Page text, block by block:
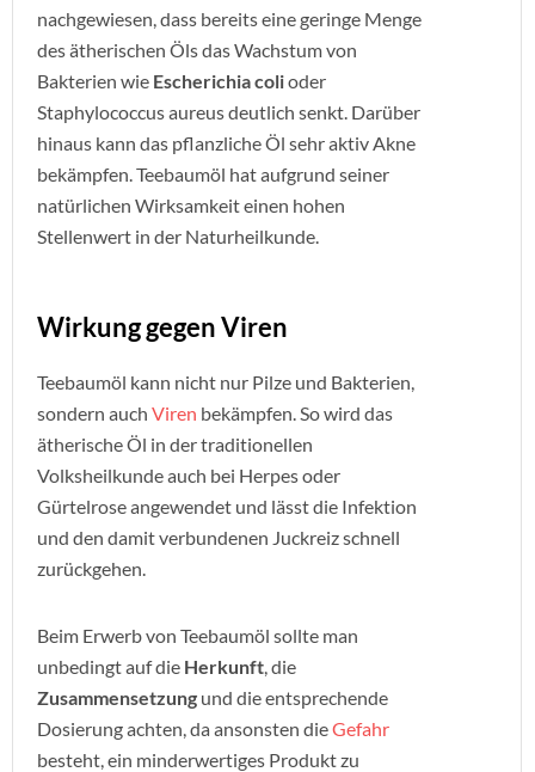
nachgewiesen, dass bereits eine geringe Menge
des ätherischen Öls das Wachstum von
Bakterien wie Escherichia colioder
Staphylococcus aureus deutlich senkt. Darüber
hinaus kann das pflanzliche Öl sehr aktiv Akne
bekämpfen. Teebaumöl hat aufgrund seiner
natürlichen Wirksamkeit einen hohen
Stellenwert in der Naturheilkunde.
Wirkung gegen Viren
Teebaumöl kann nicht nur Pilze und Bakterien,
sondern auch Viren bekämpfen. So wird das
ätherische Öl in der traditionellen
Volksheilkunde auch bei Herpes oder
Gürtelrose angewendet und lässt die Infektion
und den damit verbundenen Juckreiz schnell
zurückgehen.
Beim Erwerb von Teebaumöl sollte man
unbedingt auf die Herkunft, die
Zusammensetzung und die entsprechende
Dosierung achten, da ansonsten dieGefahr
besteht, ein minderwertiges Produkt zu